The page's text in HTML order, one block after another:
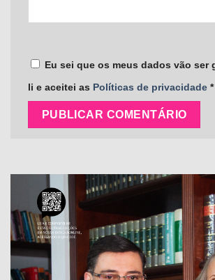
Eu sei que os meus dados vão ser
li e aceitei as Políticas de privacidade *